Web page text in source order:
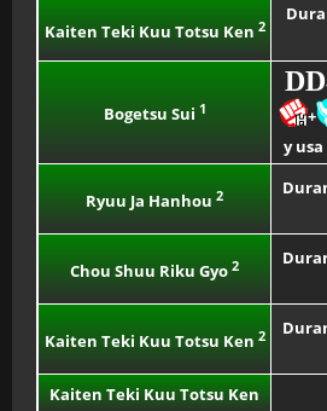
Kaiten Teki Kuu Totsu Ken 2
Bogetsu Sui 1
DD
+
y usa
Ryuu Ja Hanhou 2
Chou Shuu Riku Gyo 2
Kaiten Teki Kuu Totsu Ken 2
Kaiten Teki Kuu Totsu Ken